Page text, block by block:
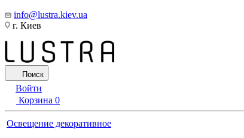
info@lustra.kiev.ua
г. Киев
Поиск
Войти
Корзина 0
Освещение декоративное